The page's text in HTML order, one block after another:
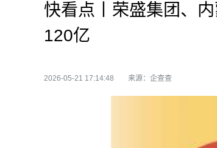
快看点丨荣盛集团、
120亿
2026-05-21 17:14:48 来源：企查查